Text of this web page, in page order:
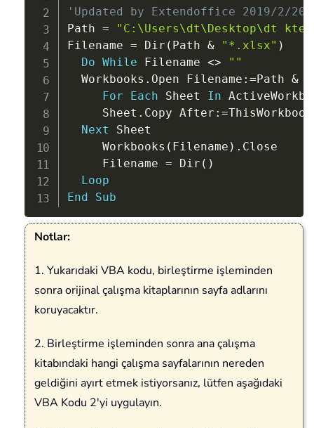
'Updated by Extendoffice 2019/2/20
Path =
"C:\Users\dt\Desktop\dt
Filename = Dir ( Path & "*.xlsx" )
Do While Filename <>
""
  Workbooks
. Open Filename : = Path &
For
Each Sheet In
     Sheet
. Copy After : =ThisWorkbook
Next Sheet
     Workbooks
( Filename ) . Close
     Filename
= Dir ( )
Loop
End
Sub
Notlar:
1. Yukarıdaki VBA kodu, birleştirme işleminden
sonra orijinal çalışma kitaplarının sayfa adlarını
koruyacaktır.
2. Birleştirme işleminden sonra ana çalışma
kitabındaki hangi çalışma sayfalarının nereden
geldiğini ayırt etmek istiyorsanız, lütfen aşağıdaki
VBA Kodu 2'yi uygulayın.